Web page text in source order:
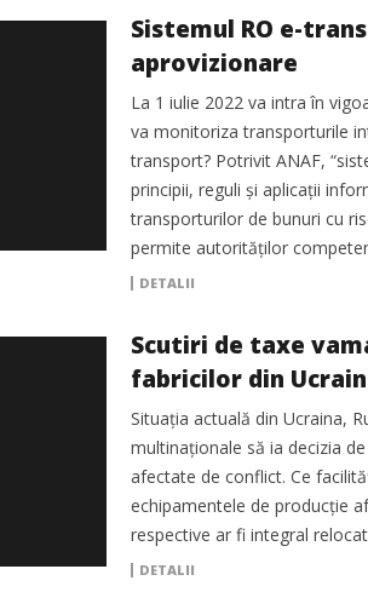
Sistemul RO e-
aprovizionare
La 1 iulie 2022 va intra în
va monitoriza transporturile
transport? Potrivit ANAF,
principii, reguli şi aplicaţii
transporturilor de bunuri cu
permite autorităţilor
DETALII
Scutiri de taxe
fabricilor din
Situaţia actuală din Ucraina,
multinaţionale să ia decizia
afectate de conflict. Ce
echipamentele de producţie
respective ar fi integral
DETALII